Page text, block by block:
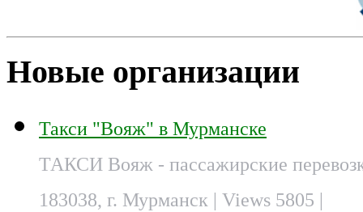
Новые организации
Такси "Вояж" в Мурманске
ТАКСИ Вояж - пассажирские
183038, г. Мурманск | Views 5805 |